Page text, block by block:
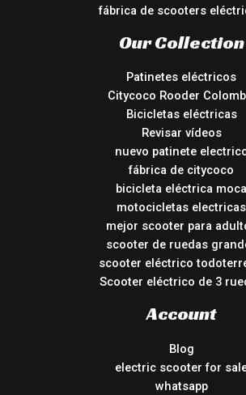
fábrica de scooters
Our Collection
Patinetes eléctricos
Citycoco Rooder
Bicicletas eléctricas
Revisar vídeos
nuevo patinete
fábrica de citycoco
bicicleta eléctrica moca
motocicletas electricas
mejor scooter para
scooter de ruedas
scooter eléctrico
Scooter eléctrico de 3
Account
Blog
electric scooter for
whatsapp